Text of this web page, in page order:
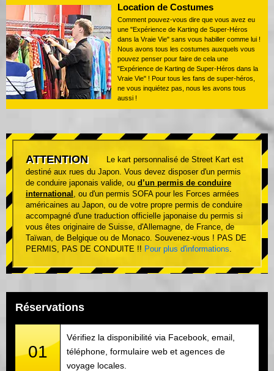
Location de Costumes
Comment pouvez-vous dire que vous avez eu
une "Expérience de Karting de Super-Héros
dans la Vraie Vie" sans vous habiller comme lui !
Nous avons tous les costumes auxquels vous
pouvez penser pour faire de cela une
"Expérience de Karting de Super-Héros dans la
Vraie Vie" ! Pour tous les fans de super-héros,
ne vous inquiétez pas, nous les avons tous
aussi !
ATTENTION
Le kart personnalisé de Street Kart est
destiné aux rues du Japon. Vous devez disposer d'un permis
de conduire japonais valide, ou d’un permis de conduire
international
, ou d'un permis SOFA pour les Forces armées
américaines au Japon, ou de votre propre permis de conduire
accompagné d'une traduction officielle japonaise du permis si
vous êtes originaire de Suisse, d'Allemagne, de France, de
Taïwan, de Belgique ou de Monaco. Souvenez-vous ! PAS DE
PERMIS, PAS DE CONDUITE !! Pour plus d'informations
Réservations
01
Vérifiez la disponibilité via Facebook, email,
téléphone, formulaire web et agences de
voyage locales.